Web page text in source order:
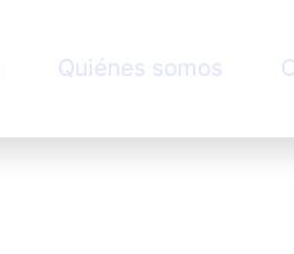
Quiénes somos